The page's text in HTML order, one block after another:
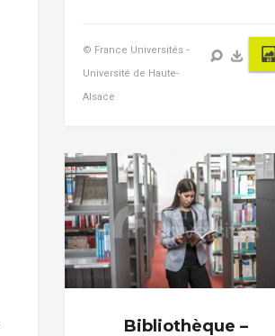
© France Universités -
Université de Haute-
Alsace
Bibliothèque –